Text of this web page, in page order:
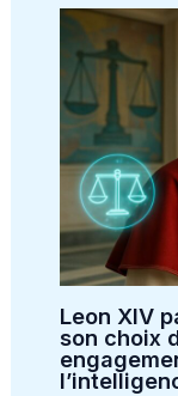
Leon XIV
son choix